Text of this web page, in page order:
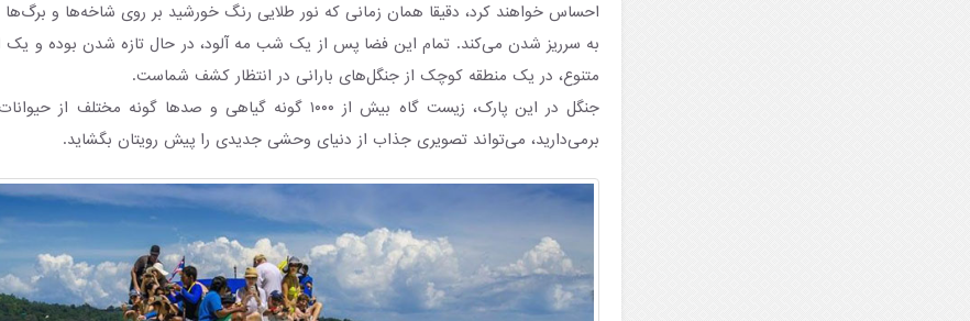
احساس خواهند کرد، دقیقا همان زمانی که نور طلایی رنگ خورشید بر روی شاخه‌ها و
به سرریز شدن می‌کند. تمام این فضا پس از یک شب مه آلود، در حال تازه شدن بوده و یک
متنوع، در یک منطقه کوچک از جنگل‌های بارانی در انتظار کشف شماست.
جنگل در این پارک، زیست گاه بیش از ۱۰۰۰ گونه گیاهی و صدها گونه
برمی‌دارید، می‌تواند تصویری جذاب از دنیای وحشی جدیدی را پیش رویتان بگشاید.